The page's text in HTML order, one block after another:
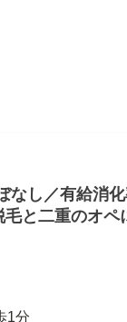
なし／有給消
と二重のオペ
1分